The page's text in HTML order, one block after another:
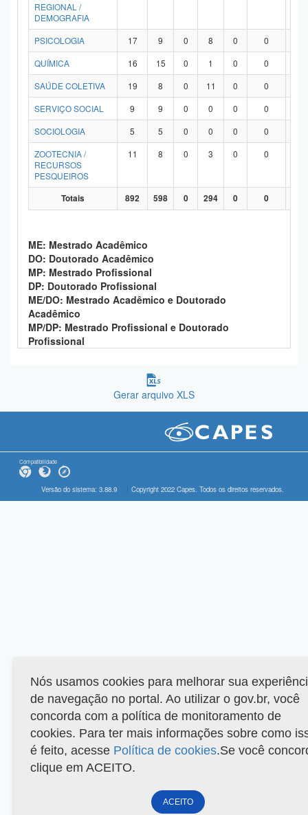
REGIONAL /
DEMOGRAFIA
PSICOLOGIA 17 9 0 8 0 0
QUÍMICA
16 15 0 1 0 0
SAÚDE COLETIVA
19 8 0 11 0 0
SERVIÇO SOCIAL
9 9 0 0 0 0
SOCIOLOGIA
5 5 0 0 0 0
ZOOTECNIA /
RECURSOS
PESQUEIROS
11 8 0 3 0 0
Totais 892 598 0 294 0 0
ME: Mestrado Acadêmico
DO: Doutorado Acadêmico
MP: Mestrado Profissional
DP: Doutorado Profissional
ME/DO: Mestrado Acadêmico e Doutorado
Acadêmico
MP/DP: Mestrado Profissional e Doutorado
Profissional
Gerar arquivo XLS
Compatibilidade
Versão do sistema: 3.88.9 Copyright 2022 Capes. Todos os direitos reservados.
Nós usamos cookies para melhorar sua
de navegação no portal. Ao utilizar o gov.br, você
concorda com a política de monitoramento de
cookies. Para ter mais informações sobre como
é feito, acesse Política de cookies.Se você
clique em ACEITO.
ACEITO